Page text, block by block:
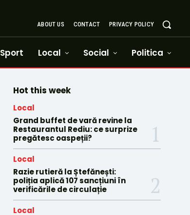
ABOUT US CONTACT PRIVACY POLICY
Sport Local Social Politica
Hot this week
Local
Grand buffet de vară revine la
Restaurantul Rediu: ce surprize
pregătesc oaspeții?
Local
Razie rutieră la Ștefănești:
poliția aplică 107 sancțiuni în
verificările de circulație
Local